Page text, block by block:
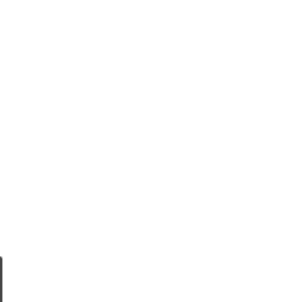
Tisknout